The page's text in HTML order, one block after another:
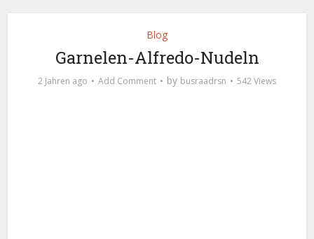
Blog
Garnelen-Alfredo-Nudeln
2 Jahren ago Add Comment by busraadrsn 542 Views